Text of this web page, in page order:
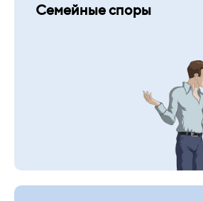
Семейные споры